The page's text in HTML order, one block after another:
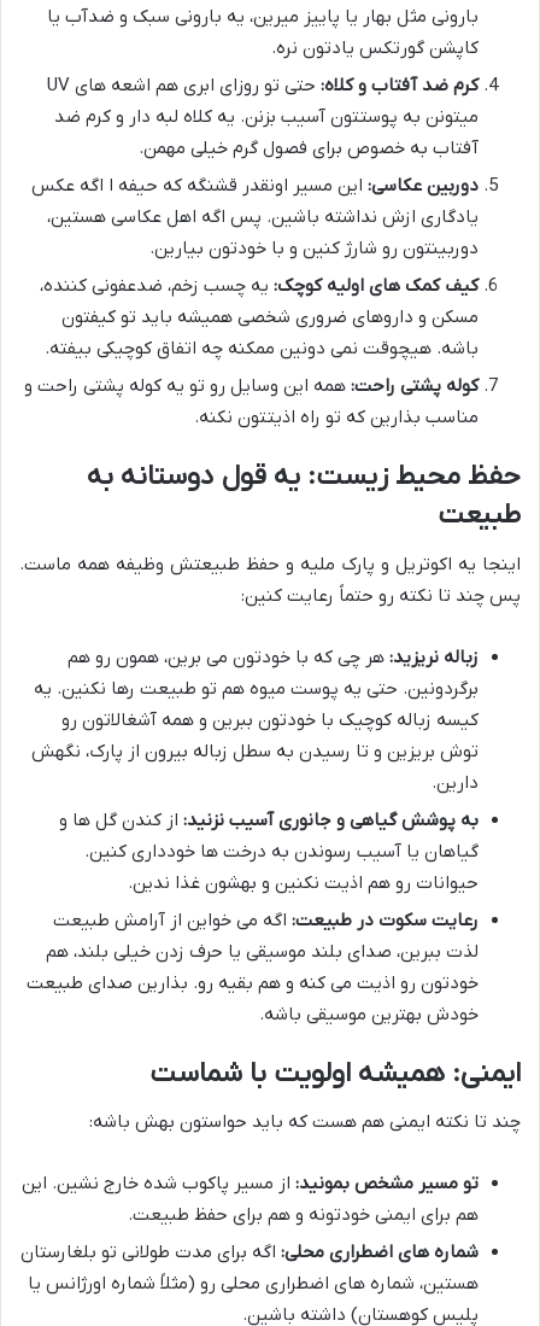
بارونی مثل بهار یا پاییز میرین، یه بارونی سبک و ضدآب یا
کاپشن گورتکس یادتون نره.
کرم ضد آفتاب و کلاه:
حتی تو روزای ابری هم اشعه های UV
میتونن به پوستتون آسیب بزنن. یه کلاه لبه دار و کرم ضد
آفتاب به خصوص برای فصول گرم خیلی مهمن.
دوربین عکاسی: این مسیر اونقدر قشنگه که حیفه ا اگه عکس
یادگاری ازش نداشته باشین. پس اگه اهل عکاسی هستین،
دوربینتون رو شارژ کنین و با خودتون بیارین.
کیف کمک های اولیه کوچک: یه چسب زخم، ضدعفونی کننده،
مسکن و داروهای ضروری شخصی همیشه باید تو کیفتون
باشه. هیچوقت نمی دونین ممکنه چه اتفاق کوچیکی بیفته.
کوله پشتی راحت: همه این وسایل رو تو یه کوله پشتی راحت و
مناسب بذارین که تو راه اذیتتون نکنه.
حفظ محیط زیست: یه قول دوستانه به
طبیعت
اینجا یه اکوتریل و پارک ملیه و حفظ طبیعتش وظیفه همه ماست.
پس چند تا نکته رو حتماً رعایت کنین:
زباله نریزید: هر چی که با خودتون می برین، همون رو هم
برگردونین. حتی یه پوست میوه هم تو طبیعت رها نکنین. یه
کیسه زباله کوچیک با خودتون ببرین و همه آشغالاتون رو
توش بریزین و تا رسیدن به سطل زباله بیرون از پارک، نگهش
دارین.
به پوشش گیاهی و جانوری آسیب نزنید: از کندن گل ها و
گیاهان یا آسیب رسوندن به درخت ها خودداری کنین.
حیوانات رو هم اذیت نکنین و بهشون غذا ندین.
رعایت سکوت در طبیعت: اگه می خواین از آرامش طبیعت
لذت ببرین، صدای بلند موسیقی یا حرف زدن خیلی بلند، هم
خودتون رو اذیت می کنه و هم بقیه رو. بذارین صدای طبیعت
خودش بهترین موسیقی باشه.
ایمنی: همیشه اولویت با شماست
چند تا نکته ایمنی هم هست که باید حواستون بهش باشه:
تو مسیر مشخص بمونید: از مسیر پاکوب شده خارج نشین. این
هم برای ایمنی خودتونه و هم برای حفظ طبیعت.
شماره های اضطراری محلی: اگه برای مدت طولانی تو بلغارستان
هستین، شماره های اضطراری محلی رو (مثلاً شماره اورژانس یا
پلیس کوهستان) داشته باشین.